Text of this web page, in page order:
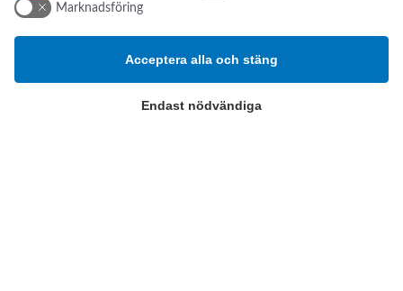
SE- 647 35 Mariefred, Sverige
info@swsverige.se
Marknadsföring
Endast nödvändiga
Acceptera alla och stäng